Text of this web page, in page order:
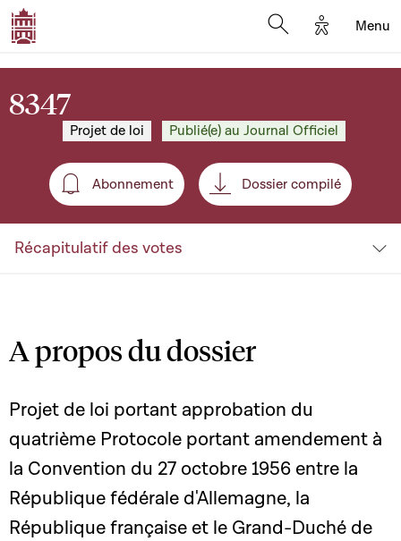
Options
Menu
8347
Projet de loi Publié(e) au Journal Officiel
Abonnement
Abonnement Dossier compilé
Récapitulatif des votes
A propos du dossier
Projet de loi portant approbation du
quatrième Protocole portant amendement à
la Convention du 27 octobre 1956 entre la
République fédérale d'Allemagne, la
République française et le Grand-Duché de